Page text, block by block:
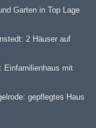
Garten in Top Lage
2 Häuser auf
Einfamilienhaus mit
gepflegtes Haus